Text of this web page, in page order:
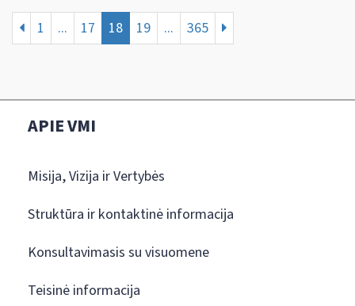
1 ... 17 18 19 ... 365
APIE VMI
Misija, Vizija ir Vertybės
Struktūra ir kontaktinė informacija
Konsultavimasis su visuomene
Teisinė informacija